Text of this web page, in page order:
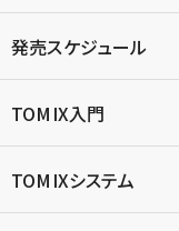
発売スケジュール
TOMIX入門
TOMIXシステム